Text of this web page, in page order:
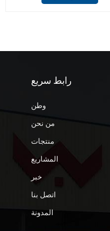
رابط سريع
وطن
من نحن
منتجات
المشاريع
خبر
اتصل بنا
المدونة